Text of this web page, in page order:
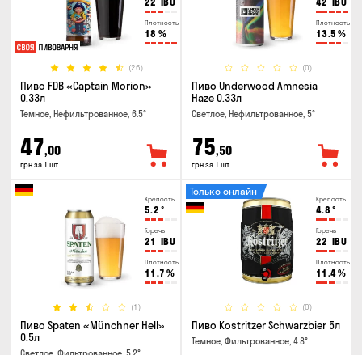
Плотность
18 %
(26)
Пиво FDB «Captain Morion»
0.33л
Темное, Нефильтрованное, 6.5°
47,00
грн за 1 шт
Плотность
13.5 %
(0)
Пиво Underwood Amnesia
Haze 0.33л
Светлое, Нефильтрованное, 5°
75,50
грн за 1 шт
Крепость
5.2 °
Горечь
21 IBU
Плотность
11.7 %
(1)
Пиво Spaten «Münchner Hell»
0.5л
Крепость
4.8 °
Горечь
22 IBU
Плотность
11.4%
(0)
Только онлайн
Пиво Kostritzer Schwarzbier 5л
Темное, Фильтрованное, 4.8°